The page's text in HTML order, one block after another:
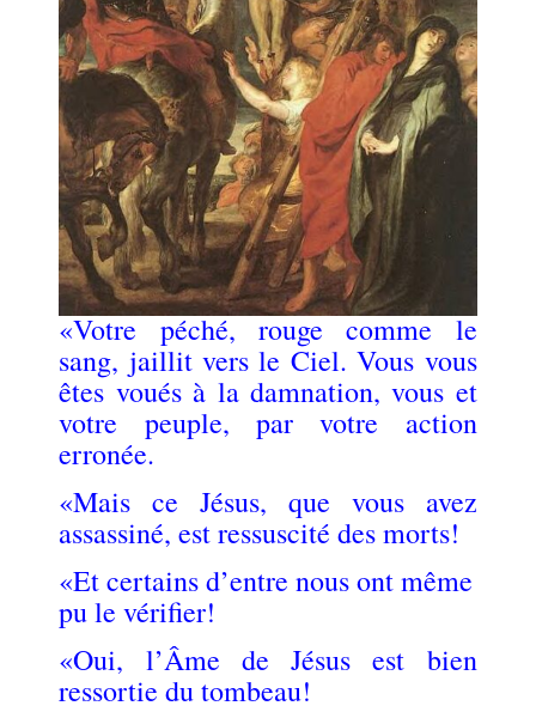
«Votre péché, rouge comme le
sang, jaillit vers le Ciel. Vous vous
êtes voués à la damnation, vous et
votre peuple, par votre action
erronée.
«Mais ce Jésus, que vous avez
assassiné, est ressuscité des morts!
«Et certains d’entre nous ont même
pu le vérifier!
«Oui, l’Âme de Jésus est bien
ressortie du tombeau!